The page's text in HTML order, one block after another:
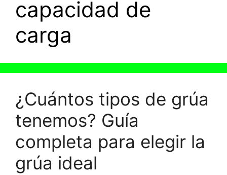
capacidad de
carga
¿Cuántos tipos de grúa
tenemos? Guía
completa para elegir la
grúa ideal